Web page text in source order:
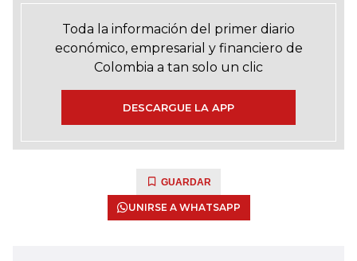
Toda la información del primer diario
económico, empresarial y financiero de
Colombia a tan solo un clic
DESCARGUE LA APP
GUARDAR
UNIRSE A WHATSAPP